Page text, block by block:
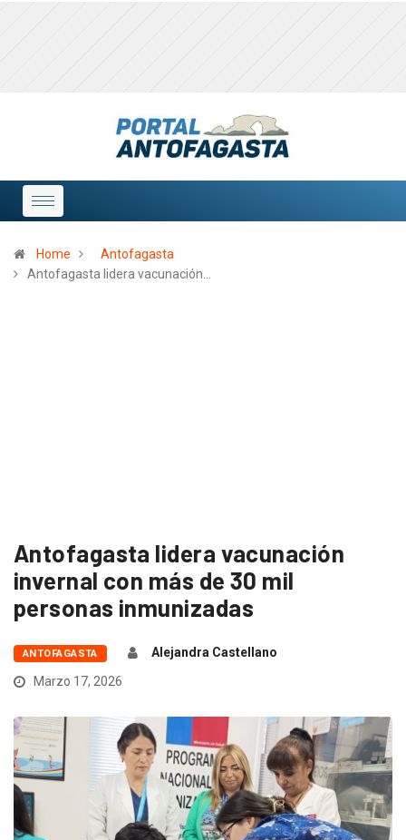
Home
Antofagasta
Antofagasta lidera vacunación…
Antofagasta lidera vacunación
invernal con más de 30 mil
personas inmunizadas
ANTOFAGASTA
Alejandra Castellano
Marzo 17, 2026